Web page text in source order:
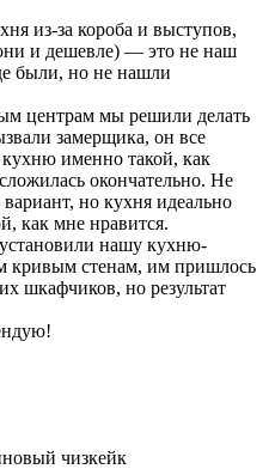
из-за короба и выступов,
и дешевле) — это не наш
были, но не нашли
центрам мы решили делать
замерщика, он все
именно такой, как
окончательно. Не
но кухня идеально
как мне нравится.
нашу кухню-
кривым стенам, им пришлось
шкафчиков, но результат
чизкейк